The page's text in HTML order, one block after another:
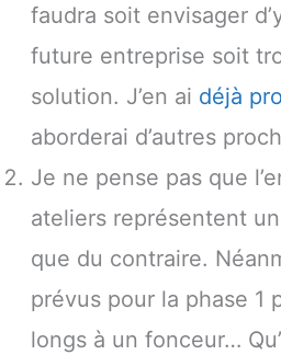
faudra soit envisager
future entreprise soit
solution. J’en ai déjà
aborderai d’autres
Je ne pense pas que
ateliers représentent
que du contraire.
prévus pour la phase 1
longs à un fonceur…